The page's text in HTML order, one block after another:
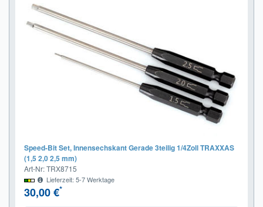
Speed-Bit Set, Innensechskant Gerade 3teilig 1/4Zoll TRAXXAS
(1,5 2,0 2,5 mm)
Art-Nr: TRX8715
Lieferzeit: 5-7 Werktage
30,00 €*